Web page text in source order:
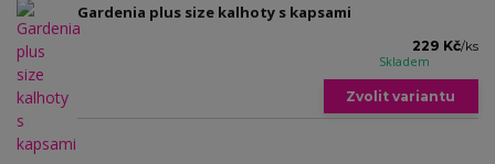
Gardenia plus size kalhoty s kapsami
229 Kč/ks
Skladem
Zvolit variantu